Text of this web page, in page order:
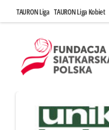
TAURON Liga TAURON Liga Kobiet